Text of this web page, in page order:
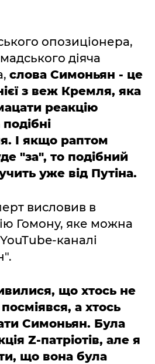
опозиціонера,
діяча
слова Симоньян - це
з веж Кремля, яка
реакцію
І якщо раптом
"за", то подібний
уже від Путіна.
висловив в
Гомону, яке можна
каналі
що хтось не
а хтось
Симоньян. Була
Z-патріотів, але я
що вона була